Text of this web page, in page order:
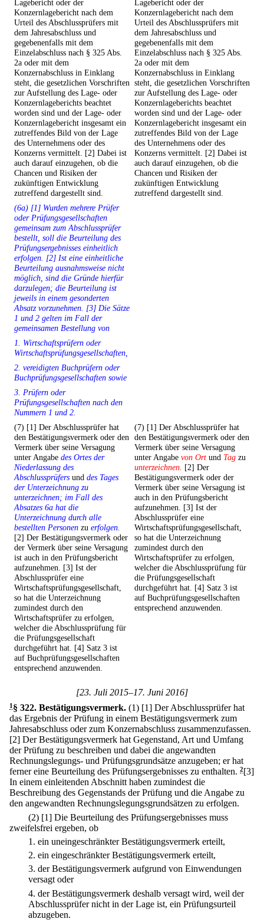
Lagebericht oder der
Konzernlagebericht nach dem
Urteil des Abschlussprüfers mit
dem Jahresabschluss und
gegebenenfalls mit dem
Einzelabschluss nach § 325 Abs.
2a oder mit dem
Konzernabschluss in Einklang
steht, die gesetzlichen Vorschriften
zur Aufstellung des Lage- oder
Konzernlageberichts beachtet
worden sind und der Lage- oder
Konzernlagebericht insgesamt ein
zutreffendes Bild von der Lage
des Unternehmens oder des
Konzerns vermittelt. [2] Dabei ist
auch darauf einzugehen, ob die
Chancen und Risiken der
zukünftigen Entwicklung
zutreffend dargestellt sind.
Lagebericht oder der
Konzernlagebericht nach dem
Urteil des Abschlussprüfers mit
dem Jahresabschluss und
gegebenenfalls mit dem
Einzelabschluss nach § 325 Abs.
2a oder mit dem
Konzernabschluss in Einklang
steht, die gesetzlichen Vorschriften
zur Aufstellung des Lage- oder
Konzernlageberichts beachtet
worden sind und der Lage- oder
Konzernlagebericht insgesamt ein
zutreffendes Bild von der Lage
des Unternehmens oder des
Konzerns vermittelt. [2] Dabei ist
auch darauf einzugehen, ob die
Chancen und Risiken der
zukünftigen Entwicklung
zutreffend dargestellt sind.
(6a) [1] Wurden mehrere Prüfer
oder Prüfungsgesellschaften
gemeinsam zum Abschlussprüfer
bestellt, soll die Beurteilung des
Prüfungsergebnisses einheitlich
erfolgen. [2] Ist eine einheitliche
Beurteilung ausnahmsweise nicht
möglich, sind die Gründe hierfür
darzulegen; die Beurteilung ist
jeweils in einem gesonderten
Absatz vorzunehmen. [3] Die Sätze
1 und 2 gelten im Fall der
gemeinsamen Bestellung von
1. Wirtschaftsprüfern oder
Wirtschaftsprüfungsgesellschaften,
2. vereidigten Buchprüfern oder
Buchprüfungsgesellschaften sowie
3. Prüfern oder
Prüfungsgesellschaften nach den
Nummern 1 und 2.
(7) [1] Der Abschlussprüfer hat
den Bestätigungsvermerk oder den
Vermerk über seine Versagung
unter Angabe des Ortes der
Niederlassung des
Abschlussprüfers und des Tages
der Unterzeichnung zu
unterzeichnen; im Fall des
Absatzes 6a hat die
Unterzeichnung durch alle
bestellten Personen zu erfolgen.
[2] Der Bestätigungsvermerk oder
der Vermerk über seine Versagung
ist auch in den Prüfungsbericht
aufzunehmen. [3] Ist der
Abschlussprüfer eine
Wirtschaftsprüfungsgesellschaft,
so hat die Unterzeichnung
zumindest durch den
Wirtschaftsprüfer zu erfolgen,
welcher die Abschlussprüfung für
die Prüfungsgesellschaft
durchgeführt hat. [4] Satz 3 ist
auf Buchprüfungsgesellschaften
entsprechend anzuwenden.
(7) [1] Der Abschlussprüfer hat
den Bestätigungsvermerk oder den
Vermerk über seine Versagung
unter Angabe von Ort und Tag zu
unterzeichnen. [2] Der
Bestätigungsvermerk oder der
Vermerk über seine Versagung ist
auch in den Prüfungsbericht
aufzunehmen. [3] Ist der
Abschlussprüfer eine
Wirtschaftsprüfungsgesellschaft,
so hat die Unterzeichnung
zumindest durch den
Wirtschaftsprüfer zu erfolgen,
welcher die Abschlussprüfung für
die Prüfungsgesellschaft
durchgeführt hat. [4] Satz 3 ist
auf Buchprüfungsgesellschaften
entsprechend anzuwenden.
[23. Juli 2015–17. Juni 2016]
1§ 322. Bestätigungsvermerk. (1) [1] Der Abschlussprüfer hat
das Ergebnis der Prüfung in einem Bestätigungsvermerk zum
Jahresabschluss oder zum Konzernabschluss zusammenzufassen.
[2] Der Bestätigungsvermerk hat Gegenstand, Art und Umfang
der Prüfung zu beschreiben und dabei die angewandten
Rechnungslegungs- und Prüfungsgrundsätze anzugeben; er hat
ferner eine Beurteilung des Prüfungsergebnisses zu enthalten. 2[3]
In einem einleitenden Abschnitt haben zumindest die
Beschreibung des Gegenstands der Prüfung und die Angabe zu
den angewandten Rechnungslegungsgrundsätzen zu erfolgen.
(2) [1] Die Beurteilung des Prüfungsergebnisses muss
zweifelsfrei ergeben, ob
1. ein uneingeschränkter Bestätigungsvermerk erteilt,
2. ein eingeschränkter Bestätigungsvermerk erteilt,
3. der Bestätigungsvermerk aufgrund von Einwendungen
versagt oder
4. der Bestätigungsvermerk deshalb versagt wird, weil der
Abschlussprüfer nicht in der Lage ist, ein Prüfungsurteil
abzugeben.